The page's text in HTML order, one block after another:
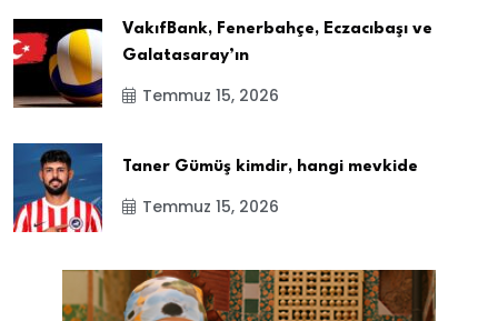
VakıfBank, Fenerbahçe, Eczacıbaşı ve
Galatasaray’ın
Temmuz 15, 2026
Taner Gümüş kimdir, hangi mevkide
Temmuz 15, 2026